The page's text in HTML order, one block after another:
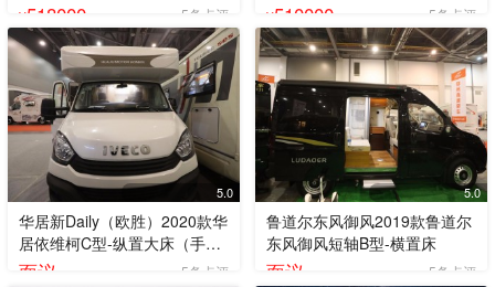
¥518000 5条点评 ¥510000 5条点评
5.0
华居新Daily（欧胜）2020款华
居依维柯C型-纵置大床（手动
挡）
面议 5条点评
5.0
鲁道尔东风御风2019款鲁道尔
东风御风短轴B型-横置床
面议 5条点评